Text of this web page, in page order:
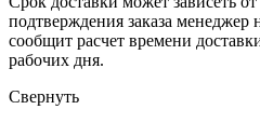
подтверждения заказа менеджер
сообщит расчет времени
рабочих дня.
Свернуть